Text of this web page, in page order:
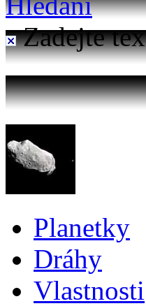
Zadejte
Planetky
Dráhy
Vlastnosti